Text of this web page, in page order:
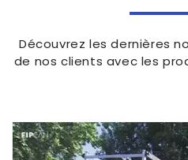
Découvrez les dernières
de nos clients avec les